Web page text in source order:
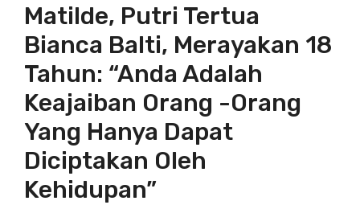
Matilde, Putri Tertua
Bianca Balti, Merayakan 18
Tahun: “Anda Adalah
Keajaiban Orang -orang
Yang Hanya Dapat
Diciptakan Oleh
Kehidupan”